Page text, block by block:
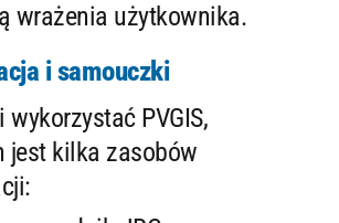
wrażenia użytkownika.
i samouczki
wykorzystać PVGIS,
jest kilka zasobów